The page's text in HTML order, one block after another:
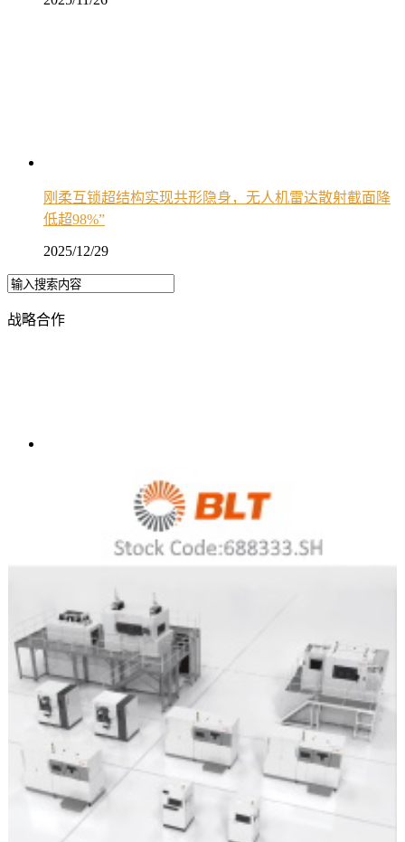
刚柔互锁超结构实现共形隐身，无人机雷达散射截面降
低超98%”
2025/12/29
战略合作